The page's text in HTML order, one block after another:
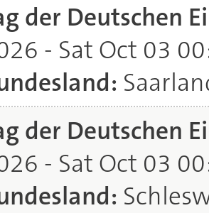
der Deutschen
- Sat Oct 03
der Deutschen
- Sat Oct 03